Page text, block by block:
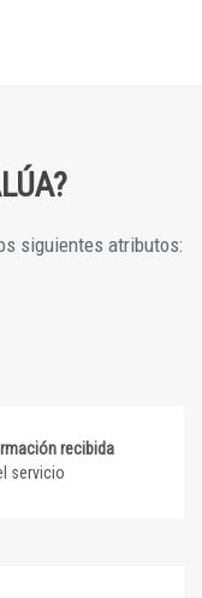
siguientes atributos:
recibida
servicio